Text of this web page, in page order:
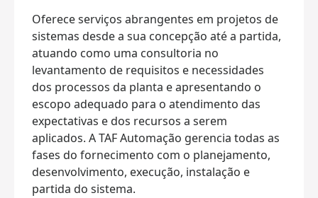
Oferece serviços abrangentes em projetos de
sistemas desde a sua concepção até a partida,
atuando como uma consultoria no
levantamento de requisitos e necessidades
dos processos da planta e apresentando o
escopo adequado para o atendimento das
expectativas e dos recursos a serem
aplicados. A TAF Automação gerencia todas as
fases do fornecimento com o planejamento,
desenvolvimento, execução, instalação e
partida do sistema.